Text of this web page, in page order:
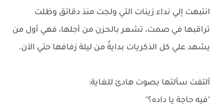
انتبهت إلي نداء زينات التي ولجت منذ دقائق وظلت
تراقبها في صمت، تشعر بالحزن من أجلها، فهي أول من
يشهد علي كل الذكريات بدايةً من ليلة زفافها حتي الآن.
ألتفت سألتها بصوت هادئ للغاية:
"فيه حاجة يا داده؟"